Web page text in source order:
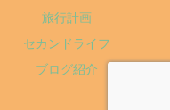
旅行計画
セカンドライフ
ブログ紹介